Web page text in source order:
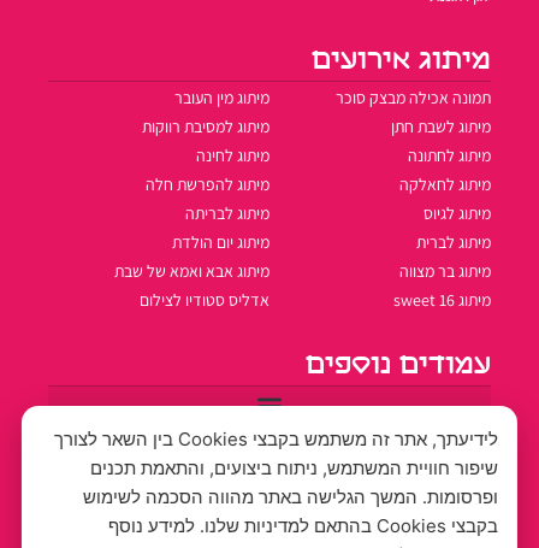
מיתוג אירועים
תמונה אכילה מבצק סוכר
מיתוג מין העובר
מיתוג לשבת חתן
מיתוג למסיבת רווקות
מיתוג לחתונה
מיתוג לחינה
מיתוג לחאלקה
מיתוג להפרשת חלה
מיתוג לגיוס
מיתוג לבריתה
מיתוג לברית
מיתוג יום הולדת
מיתוג בר מצווה
מיתוג אבא ואמא של שבת
מיתוג sweet 16
אדליס סטודיו לצילום
עמודים נוספים
שעות פעילות
בתיאום מראש
לידיעתך, אתר זה משתמש בקבצי Cookies בין השאר לצורך
שיפור חוויית המשתמש, ניתוח ביצועים, והתאמת תכנים
ופרסומות. המשך הגלישה באתר מהווה הסכמה לשימוש
בקבצי Cookies בהתאם למדיניות שלנו. למידע נוסף